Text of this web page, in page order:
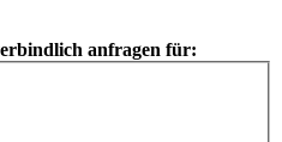
anfragen für: